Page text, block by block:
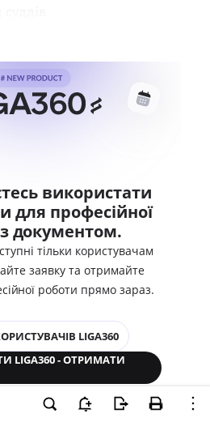
використати
для професійної
документом.
тільки користувачам
заявку та отримайте
роботи прямо зараз.
LIGA360
LIGA360 - ОТРИМАТИ
та аналітика